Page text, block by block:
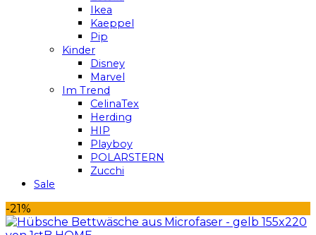
Ikea
Kaeppel
Pip
Kinder
Disney
Marvel
Im Trend
CelinaTex
Herding
HIP
Playboy
POLARSTERN
Zucchi
Sale
-21%